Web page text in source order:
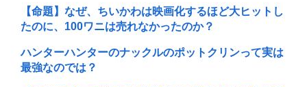
【命題】なぜ、ちいかわは映画化するほど大ヒットし
たのに、100ワニは売れなかったのか？
ハンターハンターのナックルのポットクリンって実は
最強なのでは？